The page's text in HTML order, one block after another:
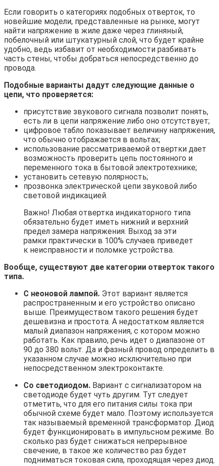
Если говорить о категориях подобных отверток, то
новейшие модели, представленные на рынке, могут
найти напряжение в жиле даже через глиняный,
побелочный или штукатурный слой, что будет крайне
удобно, ведь избавит от необходимости разбивать
часть стены, чтобы добраться непосредственно до
провода.
Подобные варианты дадут следующие данные о
цепи, что проверяется:
присутствие звукового сигнала позволит понять,
есть ли в цепи напряжение либо оно отсутствует;
цифровое табло показывает величину напряжения,
что обычно отображается в вольтах;
использование рассматриваемой отвертки дает
возможность проверить цепь постоянного и
переменного тока в бытовой электротехнике;
установить сетевую полярность;
прозвонка электрической цепи звуковой либо
световой индикацией.
Важно! Любая отвертка индикаторного типа
обязательно будет иметь нижний и верхний
предел замера напряжения. Выход за эти
рамки практически в 100% случаев приведет
к неисправности и поломке устройства.
Вообще, существуют две категории отверток такого
типа.
С неоновой лампой. Этот вариант является
распространенным и его устройство описано
выше. Преимуществом такого решения будет
дешевизна и простота. А недостатком является
малый диапазон напряжения, с котором можно
работать. Как правило, речь идет о диапазоне от
90 до 380 вольт. Да и фазный провод определить в
указанном случае можно исключительно при
непосредственном электроконтакте.
Со светодиодом. Вариант с сигнализатором на
светодиоде будет чуть другим. Тут следует
отметить, что для его питания силы тока при
обычной схеме будет мало. Поэтому используется
так называемый временной трансформатор. Диод
будет функционировать в импульсном режиме. Во
сколько раз будет снижаться непрерывное
свечение, в такое же количество раз будет
подниматься токовая сила, проходящая через диод.